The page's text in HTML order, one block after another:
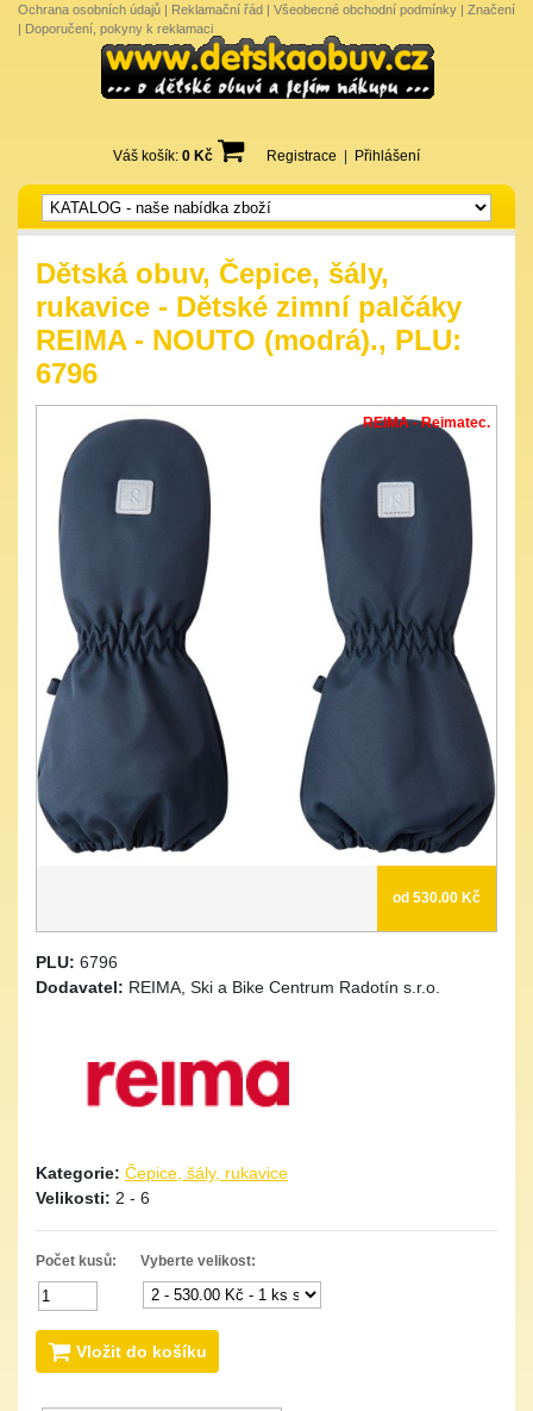
Ochrana osobních údajů | Reklamační řád | Všeobecné obchodní podmínky | Značení
| Doporučení, pokyny k reklamaci
Váš košík: 0 Kč Registrace Přihlášení
Dětská obuv, Čepice, šály,
rukavice - Dětské zimní palčáky
REIMA - NOUTO (modrá)., PLU:
6796
REIMA - Reimatec.
od 530.00 Kč
PLU: 6796
Dodavatel: REIMA, Ski a Bike Centrum Radotín s.r.o.
Kategorie: Čepice, šály, rukavice
Velikosti: 2 - 6
Počet kusů: Vyberte velikost:
Vložit do košíku